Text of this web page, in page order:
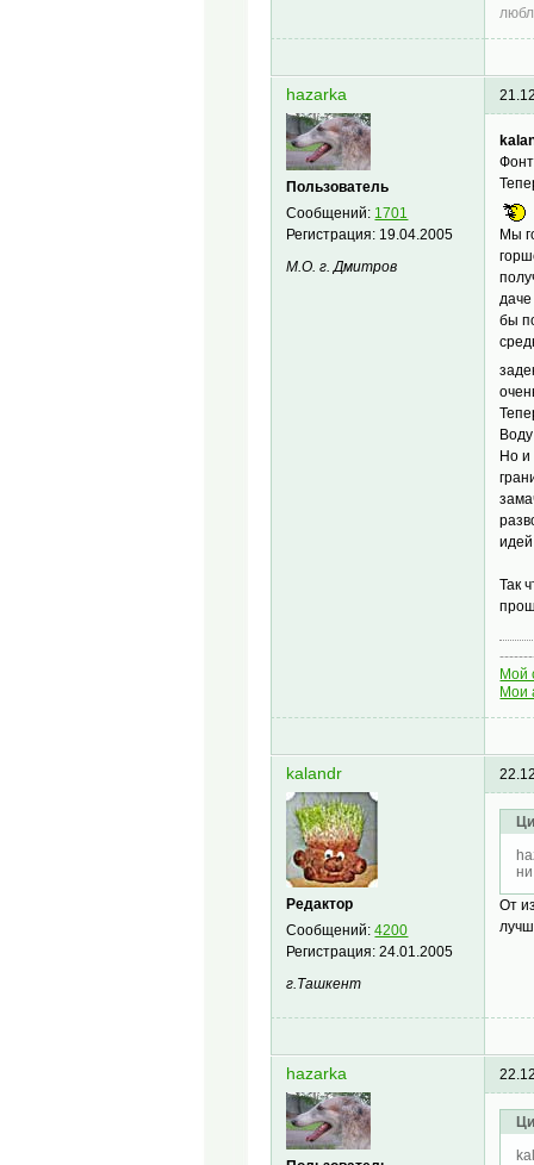
hazarka
Пользователь
Сообщений: 1701
Регистрация: 19.04.2005
М.О. г. Дмитров
Мы
бы
Но и
Так
Мой
Мои
kalandr
Редактор
Сообщений:4200
Регистрация:24.01.2005
г.Ташкент
От
hazarka